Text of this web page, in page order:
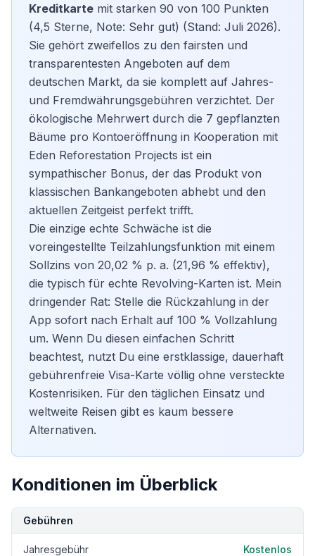
Kreditkarte mit starken 90 von 100 Punkten
(4,5 Sterne, Note: Sehr gut) (Stand: Juli 2026).
Sie gehört zweifellos zu den fairsten und
transparentesten Angeboten auf dem
deutschen Markt, da sie komplett auf Jahres-
und Fremdwährungsgebühren verzichtet. Der
ökologische Mehrwert durch die 7 gepflanzten
Bäume pro Kontoeröffnung in Kooperation mit
Eden Reforestation Projects ist ein
sympathischer Bonus, der das Produkt von
klassischen Bankangeboten abhebt und den
aktuellen Zeitgeist perfekt trifft.
Die einzige echte Schwäche ist die
voreingestellte Teilzahlungsfunktion mit einem
Sollzins von 20,02 % p. a. (21,96 % effektiv),
die typisch für echte Revolving-Karten ist. Mein
dringender Rat: Stelle die Rückzahlung in der
App sofort nach Erhalt auf 100 % Vollzahlung
um. Wenn Du diesen einfachen Schritt
beachtest, nutzt Du eine erstklassige, dauerhaft
gebührenfreie Visa-Karte völlig ohne versteckte
Kostenrisiken. Für den täglichen Einsatz und
weltweite Reisen gibt es kaum bessere
Alternativen.
Konditionen im Überblick
Kondition Details
Gebühren
Jahresgebühr Kostenlos